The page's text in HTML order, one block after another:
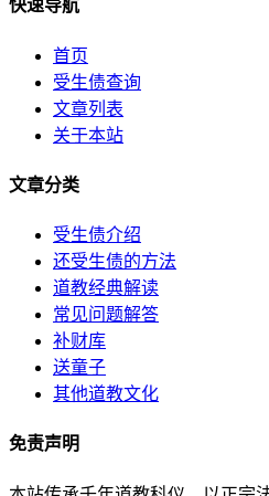
快速导航
首页
受生债查询
文章列表
关于本站
文章分类
受生债介绍
还受生债的方法
道教经典解读
常见问题解答
补财库
送童子
其他道教文化
免责声明